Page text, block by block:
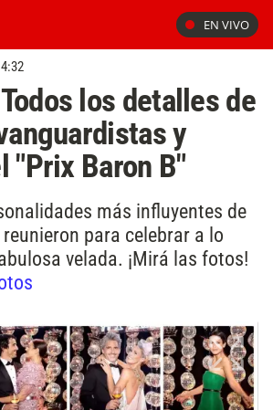
EN VIVO
los detalles de
y
"Prix Baron B"
más influyentes de
para celebrar a lo
velada. ¡Mirá las fotos!